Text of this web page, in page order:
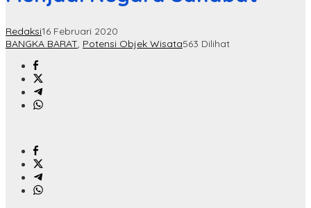
Redaksi16 Februari 2020
BANGKA BARAT, Potensi Objek Wisata563 Dilihat